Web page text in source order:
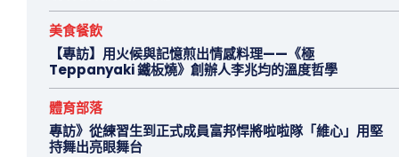
美食餐飲
【專訪】用火候與記憶煎出情感料理——《極
Teppanyaki 鐵板燒》創辦人李兆均的溫度哲學
體育部落
專訪》從練習生到正式成員富邦悍將啦啦隊「維心」用堅
持舞出亮眼舞台